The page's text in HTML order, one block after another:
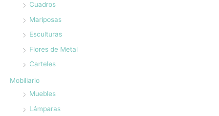
Cuadros
Mariposas
Esculturas
Flores de Metal
Carteles
Mobiliario
Muebles
Lámparas